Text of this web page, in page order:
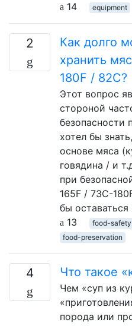
14
equipment
2
Как долго
хранить
180F / 82C?
Этот вопрос
стороной
безопасности
хотел бы
основе мяса
говядина / и
при
165F / 73C-
бы
13
food-safety
food-preservation
4 Что такое
Чем «суп из
порода или